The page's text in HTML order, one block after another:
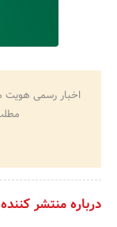
اخبار رسمی هویت
درباره منتشر